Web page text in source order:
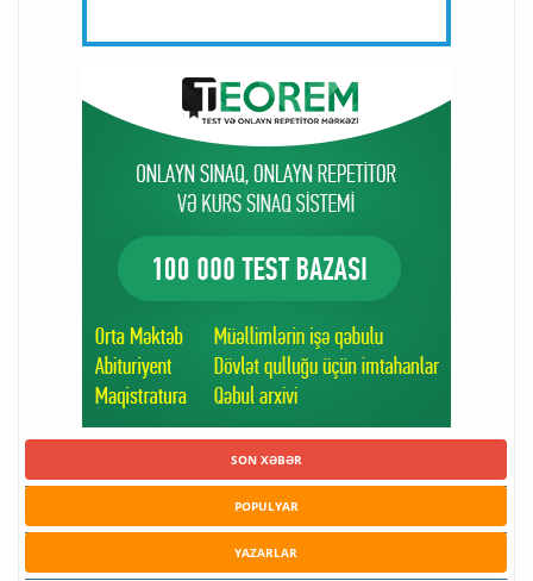
SON XƏBƏR
POPULYAR
YAZARLAR